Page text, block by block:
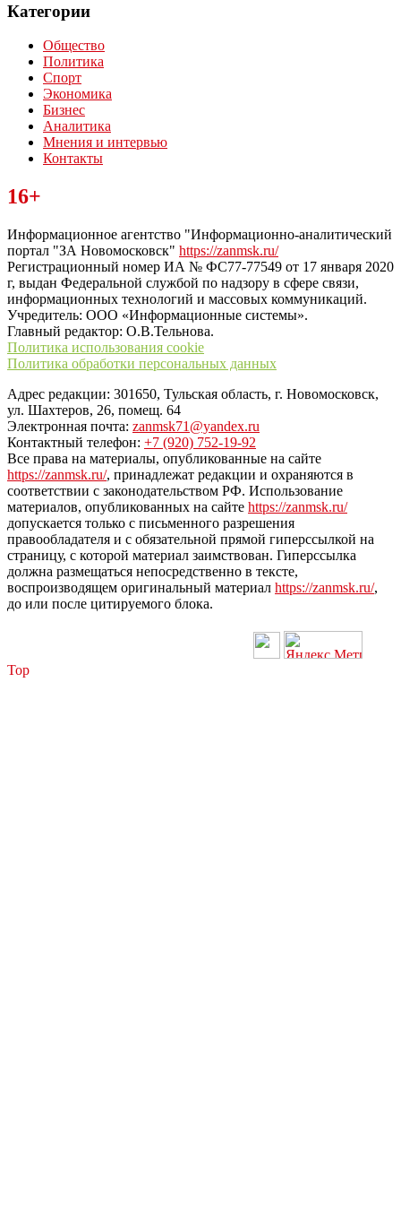
Категории
Общество
Политика
Спорт
Экономика
Бизнес
Аналитика
Мнения и интервью
Контакты
Читайте последние новости дня в Тульской области на сайте
“ЗаНовомосковск”
16+
Информационное агентство "Информационно-аналитический
портал "ЗА Новомосковск" https://zanmsk.ru/
Регистрационный номер ИА № ФС77-77549 от 17 января 2020
г, выдан Федеральной службой по надзору в сфере связи,
информационных технологий и массовых коммуникаций.
Учредитель: ООО «Информационные системы».
Главный редактор: О.В.Тельнова.
Политика использования cookie
Политика обработки персональных данных
Адрес редакции: 301650, Тульская область, г. Новомосковск,
ул. Шахтеров, 26, помещ. 64
Электронная почта: zanmsk71@yandex.ru
Контактный телефон: +7 (920) 752-19-92
Все права на материалы, опубликованные на сайте
https://zanmsk.ru/, принадлежат редакции и охраняются в
соответствии с законодательством РФ. Использование
материалов, опубликованных на сайте https://zanmsk.ru/
допускается только с письменного разрешения
правообладателя и с обязательной прямой гиперссылкой на
страницу, с которой материал заимствован. Гиперссылка
должна размещаться непосредственно в тексте,
воспроизводящем оригинальный материал https://zanmsk.ru/,
до или после цитируемого блока.
Top